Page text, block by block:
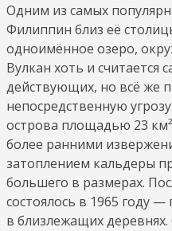
Одним из самых
Филиппин близ её
одноимённое озеро,
Вулкан хоть и
действующих, но всё же
непосредственную
острова площадью 23
более ранними
затоплением кальдеры
большего в размерах.
состоялось в 1965 году
в близлежащих